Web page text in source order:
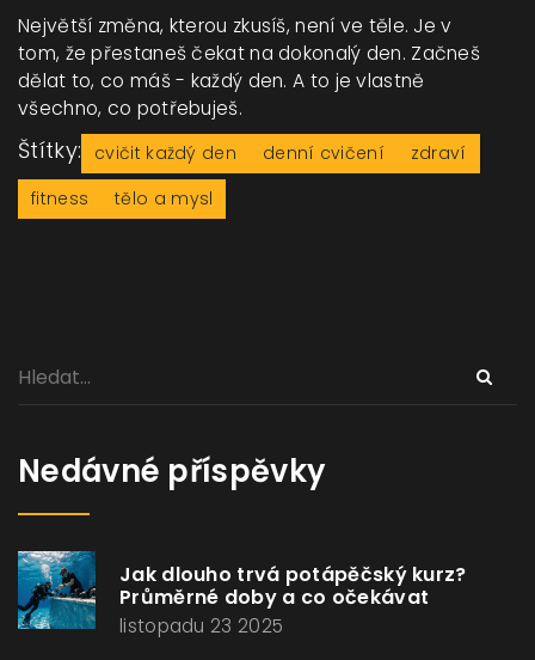
Největší změna, kterou zkusíš, není ve těle. Je v
tom, že přestaneš čekat na dokonalý den. Začneš
dělat to, co máš - každý den. A to je vlastně
všechno, co potřebuješ.
Štítky: cvičit každý den denní cvičení
zdraví
fitness
tělo a mysl
Nedávné příspěvky
Jak dlouho trvá potápěčský kurz?
Průměrné doby a co očekávat
listopadu 23 2025